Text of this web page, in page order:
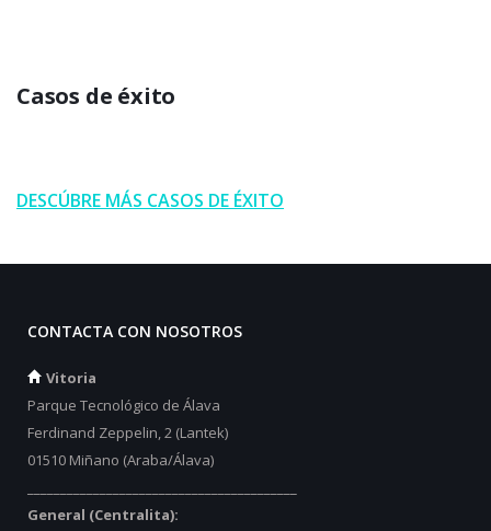
Casos de éxito
DESCÚBRE MÁS CASOS DE ÉXITO
CONTACTA CON NOSOTROS
Vitoria
Parque Tecnológico de Álava
Ferdinand Zeppelin, 2 (Lantek)
01510 Miñano (Araba/Álava)
General (Centralita):